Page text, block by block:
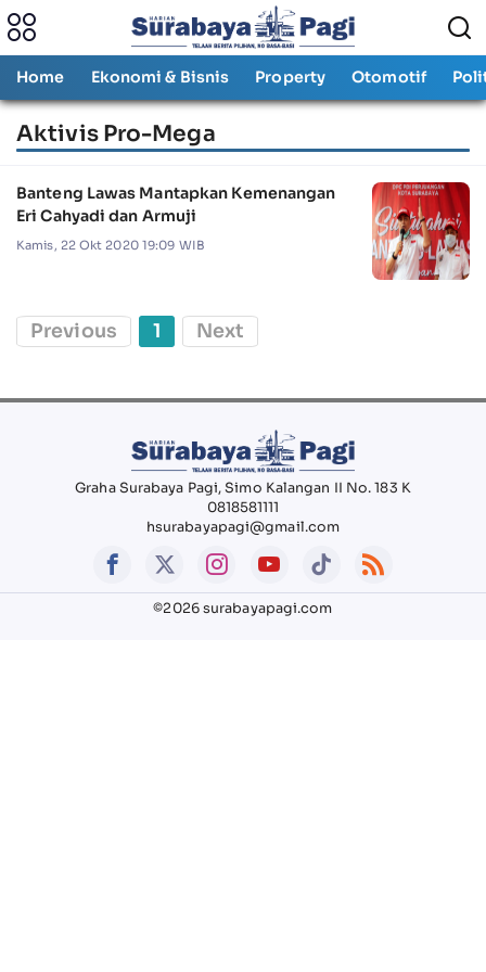
Home Ekonomi & Bisnis Property Otomotif
Aktivis Pro-Mega
Banteng Lawas Mantapkan Kemenangan
Eri Cahyadi dan Armuji
Kamis, 22 Okt 2020 19:09 WIB
Previous 1 Next
Graha Surabaya Pagi, Simo Kalangan II No. 183 K
0818581111
hsurabayapagi@gmail.com
©2026 surabayapagi.com